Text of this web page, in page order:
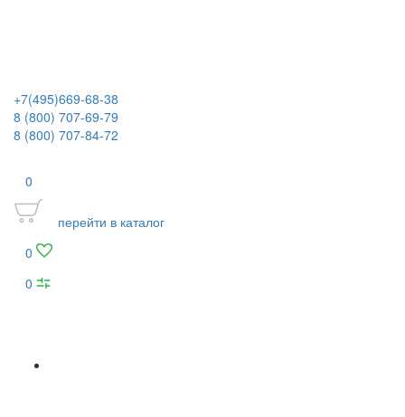
+7(495)669-68-38
8 (800) 707-69-79
8 (800) 707-84-72
0
перейти в каталог
0
0